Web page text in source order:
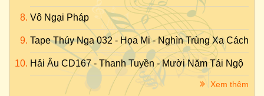
Vô Ngại Pháp
Tape Thúy Nga 032 - Họa Mi - Nghìn Trùng Xa Cách
Hải Âu CD167 - Thanh Tuyền - Mười Năm Tái Ngộ
Xem thêm